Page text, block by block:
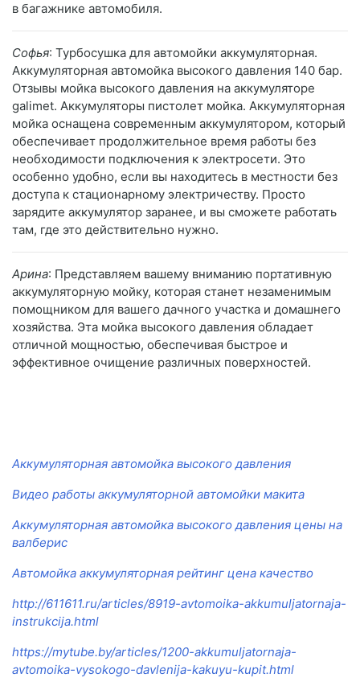
в багажнике автомобиля.
Софья: Турбосушка для автомойки аккумуляторная.
Аккумуляторная автомойка высокого давления 140 бар.
Отзывы мойка высокого давления на аккумуляторе
galimet. Аккумуляторы пистолет мойка. Аккумуляторная
мойка оснащена современным аккумулятором, который
обеспечивает продолжительное время работы без
необходимости подключения к электросети. Это
особенно удобно, если вы находитесь в местности без
доступа к стационарному электричеству. Просто
зарядите аккумулятор заранее, и вы сможете работать
там, где это действительно нужно.
Арина: Представляем вашему вниманию портативную
аккумуляторную мойку, которая станет незаменимым
помощником для вашего дачного участка и домашнего
хозяйства. Эта мойка высокого давления обладает
отличной мощностью, обеспечивая быстрое и
эффективное очищение различных поверхностей.
Аккумуляторная автомойка высокого давления
Видео работы аккумуляторной автомойки макита
Аккумуляторная автомойка высокого давления цены на
валберис
Автомойка аккумуляторная рейтинг цена качество
http://611611.ru/articles/8919-avtomoika-akkumuljatornaja-
instrukcija.html
https://mytube.by/articles/1200-akkumuljatornaja-
avtomoika-vysokogo-davlenija-kakuyu-kupit.html